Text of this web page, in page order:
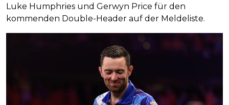
Luke Humphries und Gerwyn Price für den
kommenden Double-Header auf der Meldeliste.